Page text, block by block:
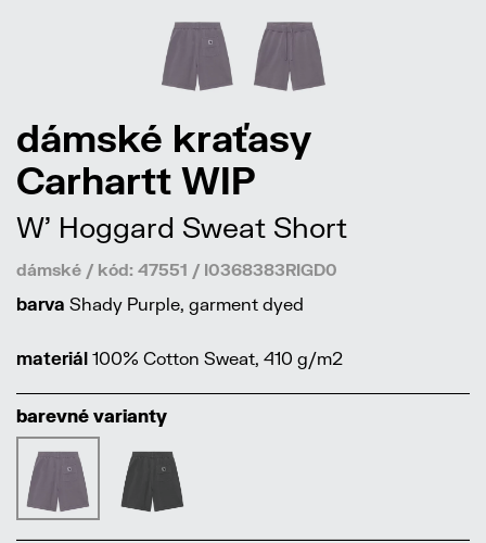
dámské kraťasy
Carhartt WIP
W' Hoggard Sweat Short
dámské / kód: 47551 / I0368383RIGD0
barva Shady Purple, garment dyed
materiál 100% Cotton Sweat, 410 g/m2
barevné varianty